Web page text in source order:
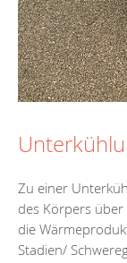
Zu einer
des Körpers
die
Stadien/